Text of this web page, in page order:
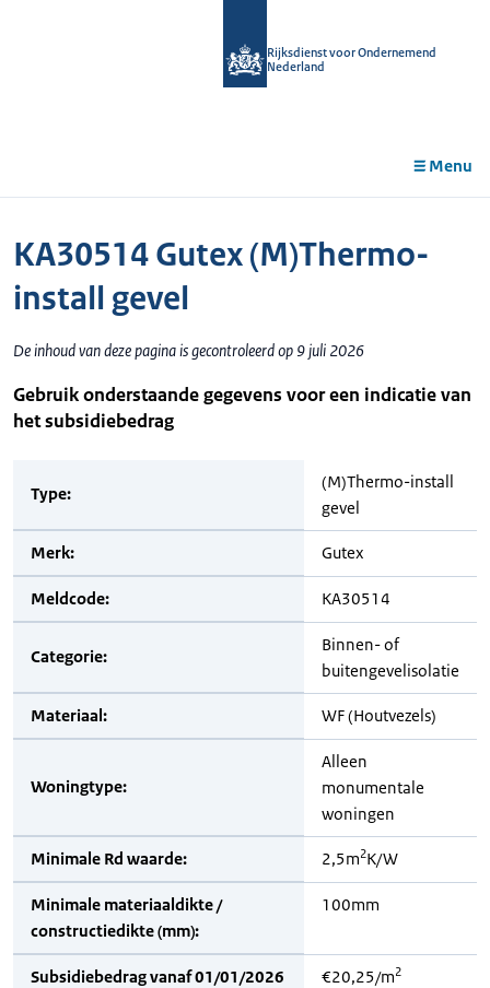
Rijksdienst voor Ondernemend
Nederland
Menu
KA30514 Gutex (M)Thermo-
install gevel
De inhoud van deze pagina is gecontroleerd op 9 juli 2026
Gebruik onderstaande gegevens voor een indicatie van
het subsidiebedrag
Type:
(M)Thermo-install
gevel
Merk: Gutex
Meldcode: KA30514
Categorie:
Binnen- of
buitengevelisolatie
Materiaal: WF (Houtvezels)
Woningtype:
Alleen
monumentale
woningen
Minimale Rd waarde: 2,5m2K/W
Minimale materiaaldikte /
constructiedikte (mm):
100mm
Subsidiebedrag vanaf 01/01/2026
€20,25/m2